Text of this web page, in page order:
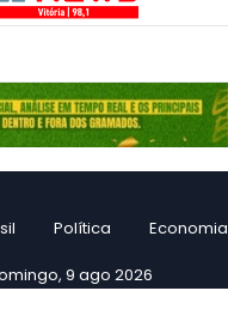
Política Economia
9 ago 2026